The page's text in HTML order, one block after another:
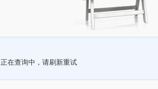
正在查询中，请刷新重试